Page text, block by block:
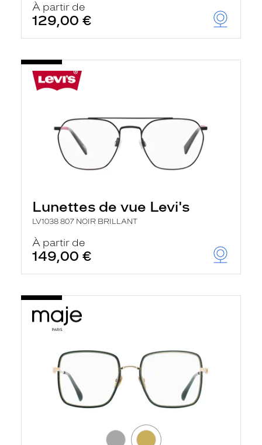
À partir de
129,00 €
Lunettes de vue Levi's
LV1038 807 NOIR BRILLANT
À partir de
149,00 €